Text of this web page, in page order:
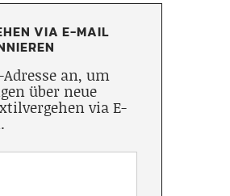
VIA E-MAIL
an, um
über neue
via E-